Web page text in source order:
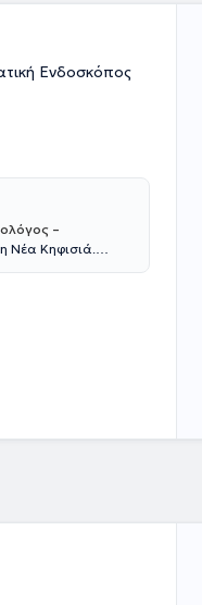
σε θεματικές
Ενδοσκόπος
–
Νέα Κηφισιά.
ειδίκευσή της
"Γ. ΓΕΝΝΗΜΑΤΑΣ".
παρακολούθηση του
το
Εταιρείας.
–